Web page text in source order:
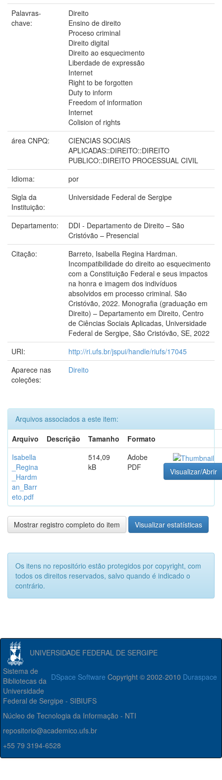
Palavras-
chave:
Direito
Ensino de direito
Proceso criminal
Direito digital
Direito ao esquecimento
Liberdade de expressão
Internet
Right to be forgotten
Duty to inform
Freedom of information
Internet
Colision of rights
área CNPQ:
CIENCIAS SOCIAIS
APLICADAS::DIREITO::DIREITO
PUBLICO::DIREITO PROCESSUAL CIVIL
Idioma:
por
Sigla da
Instituição:
Universidade Federal de Sergipe
Departamento:
DDI - Departamento de Direito – São
Cristóvão – Presencial
Citação:
Barreto, Isabella Regina Hardman.
Incompatibilidade do direito ao esquecimento
com a Constituição Federal e seus impactos
na honra e imagem dos indivíduos
absolvidos em processo criminal. São
Cristóvão, 2022. Monografia (graduação em
Direito) – Departamento em Direito, Centro
de Ciências Sociais Aplicadas, Universidade
Federal de Sergipe, São Cristóvão, SE, 2022
URI:
http://ri.ufs.br/jspui/handle/riufs/17045
Aparece nas
coleções:
Direito
Arquivos associados a este item:
Arquivo
Descrição Tamanho
Formato
Isabella
_Regina
_Hardm
an_Barr
eto.pdf
514,09
kB
Adobe
PDF
Visualizar/Abrir
Mostrar registro completo do item Visualizar estatísticas
Os itens no repositório estão protegidos por copyright, com
todos os direitos reservados, salvo quando é indicado o
contrário.
UNIVERSIDADE FEDERAL DE SERGIPE
DSpace Software Copyright © 2002-2010 Duraspace
Sistema de
Bibliotecas da
Universidade
Federal de Sergipe - SIBIUFS
Núcleo de Tecnologia da Informação - NTI
repositorio@academico.ufs.br
+55 79 3194-6528